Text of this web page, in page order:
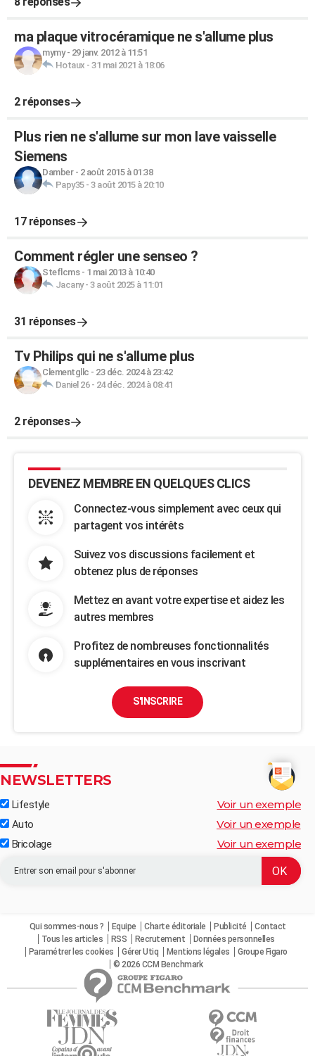
ma plaque vitrocéramique ne s'allume plus
mymy- 29 janv. 2012 à 11:51
Hotaux - 31 mai 2021 à 18:06
2 réponses
Plus rien ne s'allume sur mon lave vaisselle
Siemens
Damber- 2 août 2015 à 01:38
Papy35- 3 août 2015 à 20:10
17 réponses
Comment régler une senseo ?
Steflcms- 1 mai 2013 à 10:40
Jacany- 3 août 2025 à 11:01
31 réponses
Tv Philips qui ne s'allume plus
Clementgllc - 23 déc. 2024 à 23:42
Daniel 26- 24 déc. 2024 à 08:41
2 réponses
DEVENEZ MEMBRE EN QUELQUES CLICS
Connectez-vous simplement avec ceux qui
partagent vos intérêts
Suivez vos discussions facilement et
obtenez plus de réponses
Mettez en avant votre expertise et aidez les
autres membres
Profitez de nombreuses fonctionnalités
supplémentaires en vous inscrivant
S'INSCRIRE
NEWSLETTERS
Lifestyle Voir un exemple
Auto Voir un exemple
Bricolage Voir un exemple
Qui sommes-nous ? Equipe Charte éditoriale Publicité
Contact
Tous les articles
RSS Recrutement
Données personnelles
Paramétrer les cookies
Gérer Utiq Mentions légales
Groupe Figaro
© 2026 CCM Benchmark